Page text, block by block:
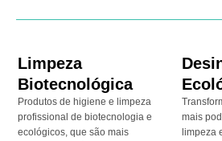
Limpeza
Biotecnológica
Produtos de higiene e limpeza
profissional de biotecnologia e
ecológicos, que são mais
mais
limpeza